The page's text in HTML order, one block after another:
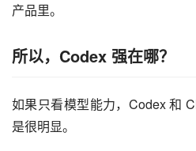
产品里。
所以，Codex 强在哪？
如果只看模型能力，Codex 和
是很明显。